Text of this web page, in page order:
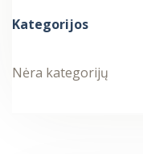
Kategorijos
Nėra kategorijų